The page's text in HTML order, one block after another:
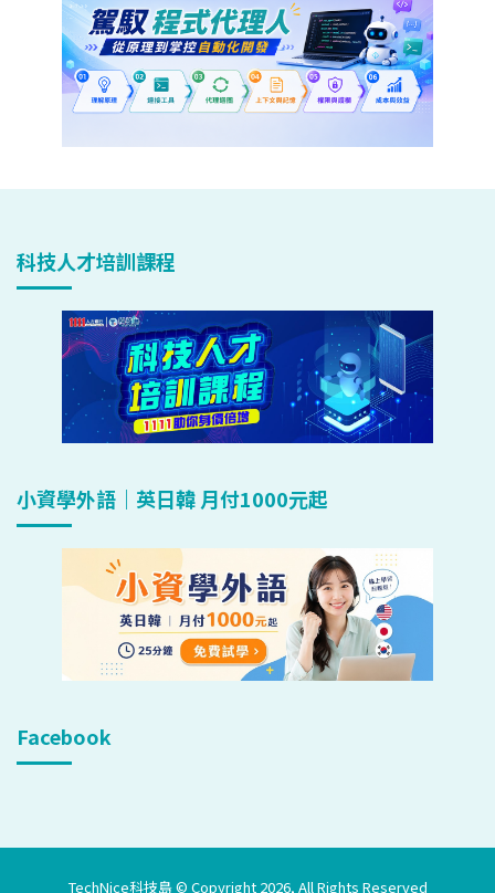
科技人才培訓課程
小資學外語｜英日韓 月付1000元起
Facebook
TechNice科技島 © Copyright 2026, All Rights Reserved